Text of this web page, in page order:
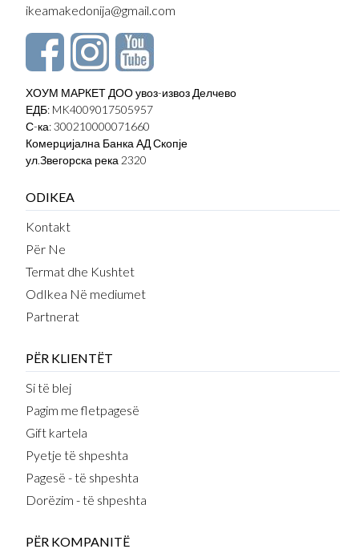
ikeamakedonija@gmail.com
ХОУМ МАРКЕТ ДОО увоз-извоз Делчево
ЕДБ: MK4009017505957
С-ка: 300210000071660
Комерцијална Банка АД Скопје
ул.Звегорска река 2320
ODIKEA
Kontakt
Për Ne
Termat dhe Kushtet
OdIkea Në mediumet
Partnerat
PËR KLIENTËT
Si të blej
Pagim me fletpagesë
Gift kartela
Pyetje të shpeshta
Pagesë - të shpeshta
Dorëzim - të shpeshta
PËR KOMPANITË